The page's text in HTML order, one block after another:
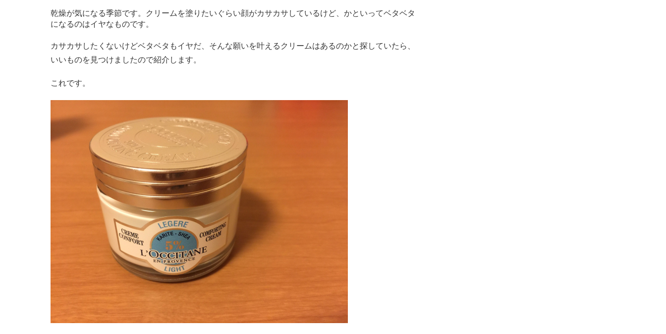
乾燥が気になる季節です。クリームを塗りたいぐらい顔がカサカサしているけど、かといってベタベタ
になるのはイヤなものです。
カサカサしたくないけどベタベタもイヤだ、そんな願いを叶えるクリームはあるのかと探していたら、
いいものを見つけましたので紹介します。
これです。